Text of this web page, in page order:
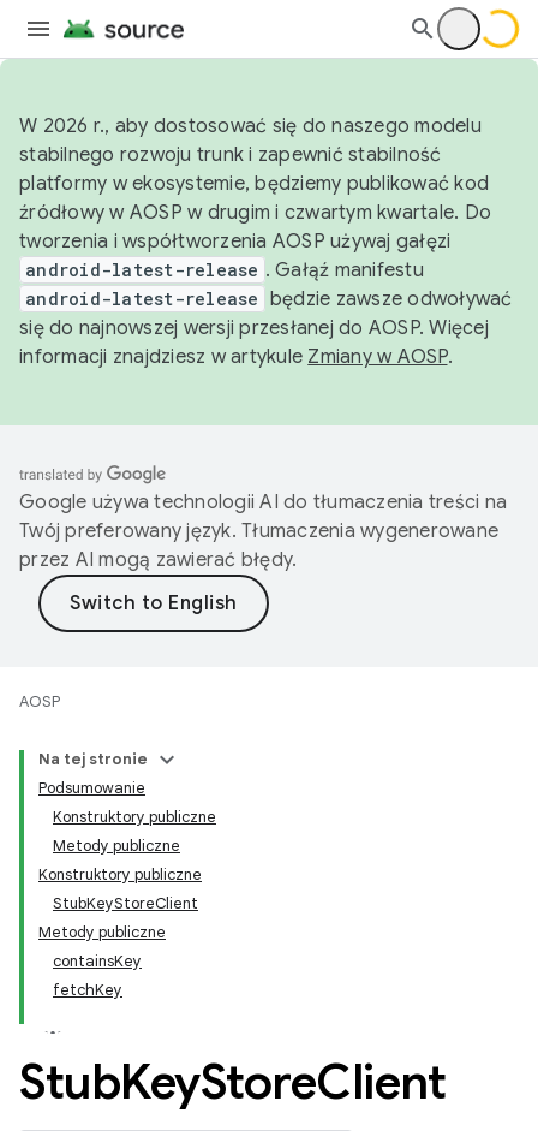
W 2026 r., aby dostosować się do naszego modelu
stabilnego rozwoju trunk i zapewnić stabilność
platformy w ekosystemie, będziemy publikować kod
źródłowy w AOSP w drugim i czwartym kwartale. Do
tworzenia i współtworzenia AOSP używaj gałęzi
android-latest-release . Gałąź manifestu
android-latest-release będzie zawsze odwoływać
się do najnowszej wersji przesłanej do AOSP. Więcej
informacji znajdziesz w artykule Zmiany w AOSP.
Google używa technologii AI do tłumaczenia treści na
Twój preferowany język. Tłumaczenia wygenerowane
przez AI mogą zawierać błędy.
AOSP
Na tej stronie
Podsumowanie
Konstruktory publiczne
Metody publiczne
Konstruktory publiczne
StubKeyStoreClient
Metody publiczne
containsKey
fetchKey
StubKeyStoreClient